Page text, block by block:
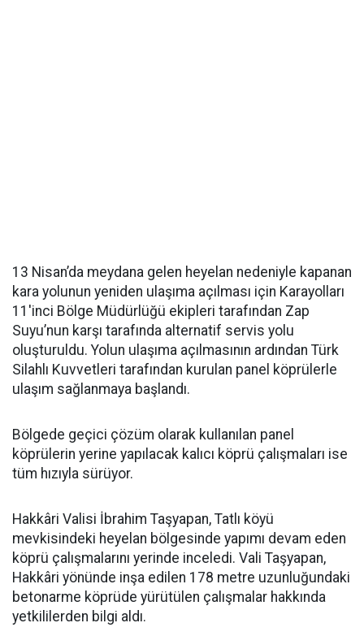
13 Nisan’da meydana gelen heyelan nedeniyle kapanan
kara yolunun yeniden ulaşıma açılması için Karayolları
11'inci Bölge Müdürlüğü ekipleri tarafından Zap
Suyu’nun karşı tarafında alternatif servis yolu
oluşturuldu. Yolun ulaşıma açılmasının ardından Türk
Silahlı Kuvvetleri tarafından kurulan panel köprülerle
ulaşım sağlanmaya başlandı.
Bölgede geçici çözüm olarak kullanılan panel
köprülerin yerine yapılacak kalıcı köprü çalışmaları ise
tüm hızıyla sürüyor.
Hakkâri Valisi İbrahim Taşyapan, Tatlı köyü
mevkisindeki heyelan bölgesinde yapımı devam eden
köprü çalışmalarını yerinde inceledi. Vali Taşyapan,
Hakkâri yönünde inşa edilen 178 metre uzunluğundaki
betonarme köprüde yürütülen çalışmalar hakkında
yetkililerden bilgi aldı.